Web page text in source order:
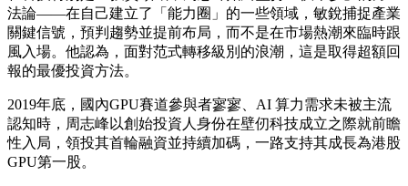
法論——在自己建立了「能力圈」的一些領域，敏銳捕捉產業
關鍵信號，預判趨勢並提前布局，而不是在市場熱潮來臨時跟
風入場。他認為，面對范式轉移級別的浪潮，這是取得超額回
報的最優投資方法。
2019年底，國內GPU賽道參與者寥寥、AI 算力需求未被主流
認知時，周志峰以創始投資人身份在壁仞科技成立之際就前瞻
性入局，領投其首輪融資並持續加碼，一路支持其成長為港股
GPU第一股。